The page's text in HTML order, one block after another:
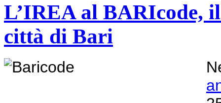
L’IREA al BARIcode,
città di Bari